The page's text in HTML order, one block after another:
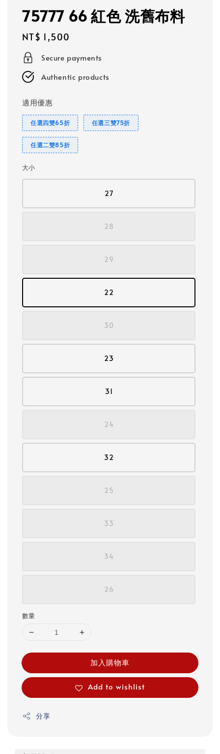
75777 66 紅色 洗舊布料
Regular
price
NT$ 1,500
Secure payments
Authentic products
適用優惠
任選四雙65折 任選三雙75折
任選二雙85折
大小
27
28
29
22
30
23
31
24
32
25
33
34
26
數量
加入購物車
Add to wishlist
分享